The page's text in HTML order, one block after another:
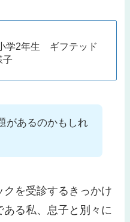
学2年生 ギフテッド
子
があるのかもしれ
クを受診するきっかけ
る私、息子と別々に